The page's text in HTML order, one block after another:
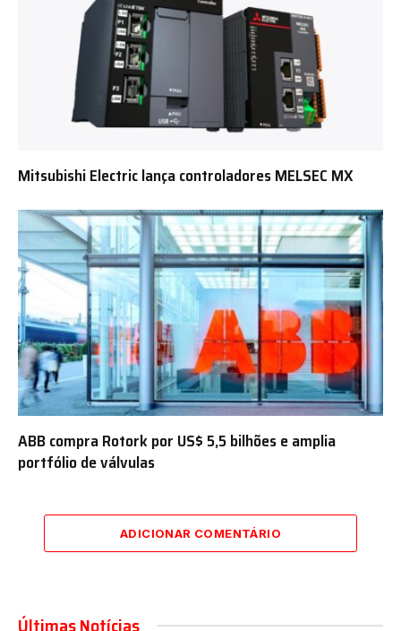
Mitsubishi Electric lança controladores MELSEC MX
ABB compra Rotork por US$ 5,5 bilhões e amplia
portfólio de válvulas
ADICIONAR COMENTÁRIO